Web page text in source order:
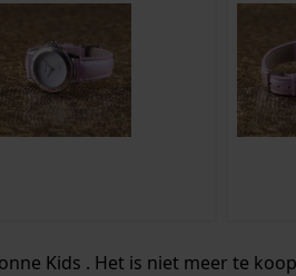
Kids . Het is niet meer te